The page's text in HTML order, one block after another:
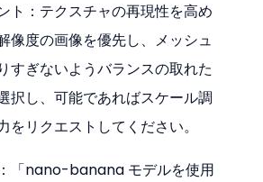
ト：テクスチャの再現性を高め
像度の画像を優先し、メッシュ
すぎないようバランスの取れた
択し、可能であればスケール調
をリクエストしてください。
「nano-banana モデルを使用